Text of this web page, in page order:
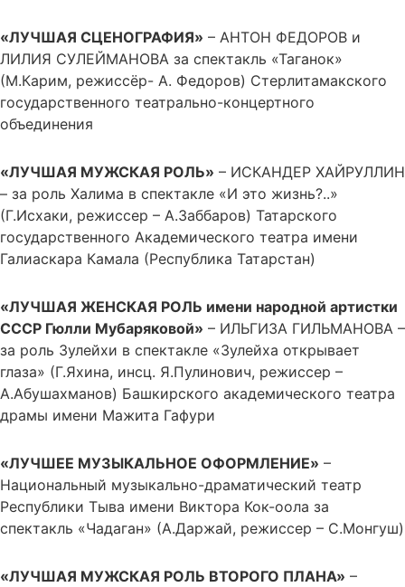
«ЛУЧШАЯ СЦЕНОГРАФИЯ» – АНТОН ФЕДОРОВ и
ЛИЛИЯ СУЛЕЙМАНОВА за спектакль «Таганок»
(М.Карим, режиссёр- А. Федоров) Стерлитамакского
государственного театрально-концертного
объединения
«ЛУЧШАЯ МУЖСКАЯ РОЛЬ» – ИСКАНДЕР ХАЙРУЛЛИН
– за роль Халима в спектакле «И это жизнь?..»
(Г.Исхаки, режиссер – А.Заббаров) Татарского
государственного Академического театра имени
Галиаскара Камала (Республика Татарстан)
«ЛУЧШАЯ ЖЕНСКАЯ РОЛЬ имени народной артистки
СССР Гюлли Мубаряковой» – ИЛЬГИЗА ГИЛЬМАНОВА –
за роль Зулейхи в спектакле «Зулейха открывает
глаза» (Г.Яхина, инсц. Я.Пулинович, режиссер –
А.Абушахманов) Башкирского академического театра
драмы имени Мажита Гафури
«ЛУЧШЕЕ МУЗЫКАЛЬНОЕ ОФОРМЛЕНИЕ» –
Национальный музыкально-драматический театр
Республики Тыва имени Виктора Кок-оола за
спектакль «Чадаган» (А.Даржай, режиссер – С.Монгуш)
«ЛУЧШАЯ МУЖСКАЯ РОЛЬ ВТОРОГО ПЛАНА» –